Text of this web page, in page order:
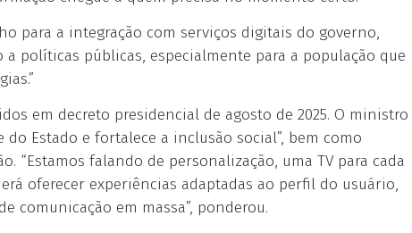
para a integração com serviços digitais do governo,
políticas públicas, especialmente para a população que
em decreto presidencial de agosto de 2025. O ministro
Estado e fortalece a inclusão social”, bem como
“Estamos falando de personalização, uma TV para cada
oferecer experiências adaptadas ao perfil do usuário,
comunicação em massa”, ponderou.